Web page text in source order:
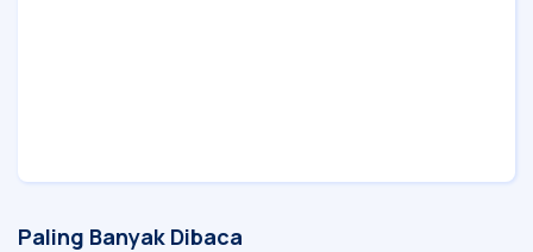
Paling Banyak Dibaca